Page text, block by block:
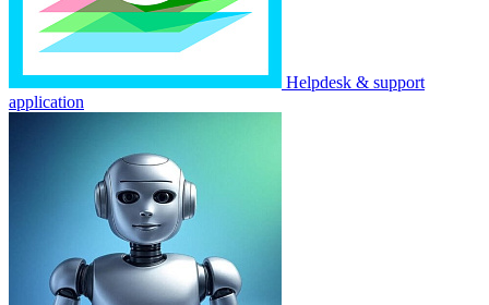
Helpdesk & support
application